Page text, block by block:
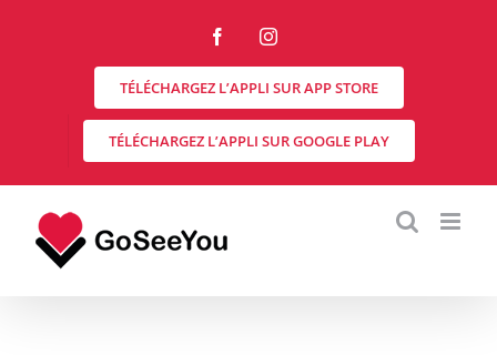
FacebookInstagram
TÉLÉCHARGEZ L’APPLI SUR APP STORE
TÉLÉCHARGEZ L’APPLI SUR GOOGLE PLAY